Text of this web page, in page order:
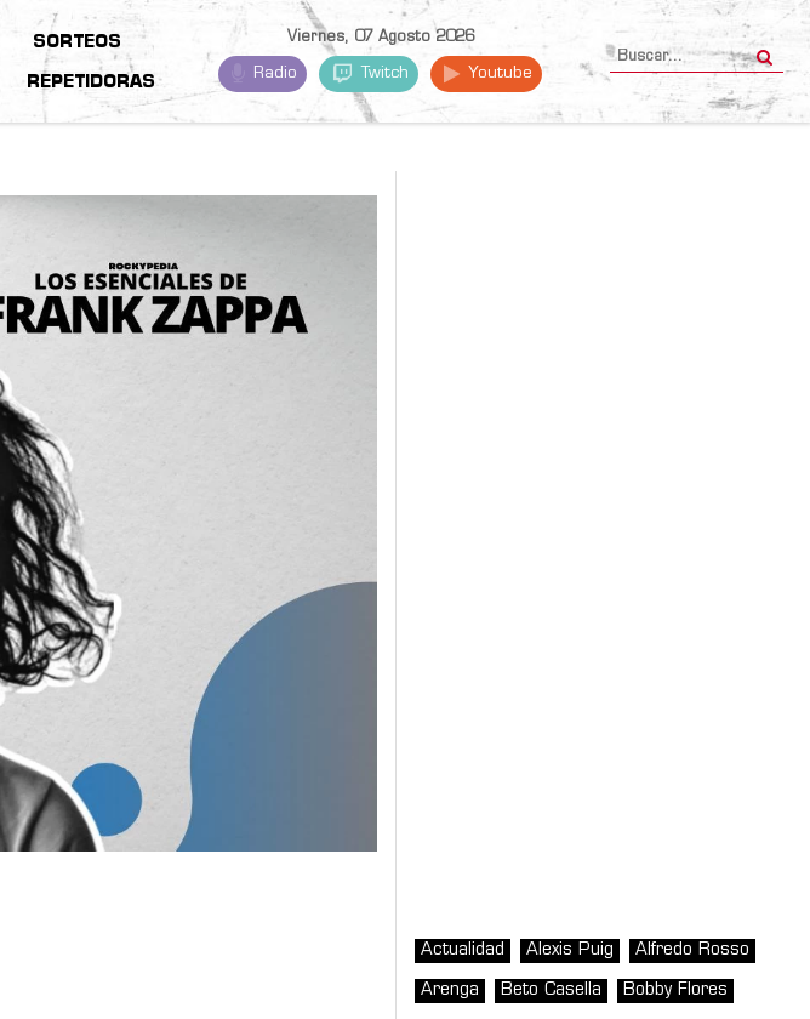
SORTEOS
REPETIDORAS
Viernes, 07 Agosto 2026
Radio Twitch Youtube
Actualidad Alexis Puig Alfredo Rosso
Arenga Beto Casella Bobby Flores